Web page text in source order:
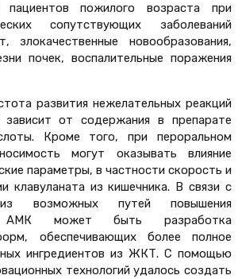
пациентов пожилого возраста при
сопутствующих заболеваний
злокачественные новообразования,
почек, воспалительные поражения
развития нежелательных реакций
от содержания в препарате
Кроме того, при пероральном
могут оказывать влияние
параметры, в частности скорость и
клавуланата из кишечника. В связи с
возможных путей повышения
АМК может быть разработка
обеспечивающих более полное
ингредиентов из ЖКТ. С помощью
технологий удалось создать